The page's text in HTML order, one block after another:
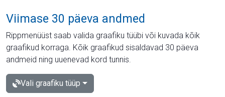
Viimase 30 päeva andmed
Rippmenüüst saab valida graafiku tüübi või kuvada kõik
graafikud korraga. Kõik graafikud sisaldavad 30 päeva
andmeid ning uuenevad kord tunnis.
Vali graafiku tüüp